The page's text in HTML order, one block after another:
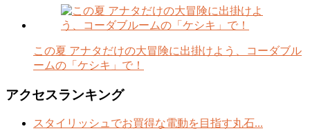
この夏 アナタだけの大冒険に出掛けよう、コーダブル
ームの「ケシキ」で！
アクセスランキング
スタイリッシュでお買得な電動を目指す丸石...